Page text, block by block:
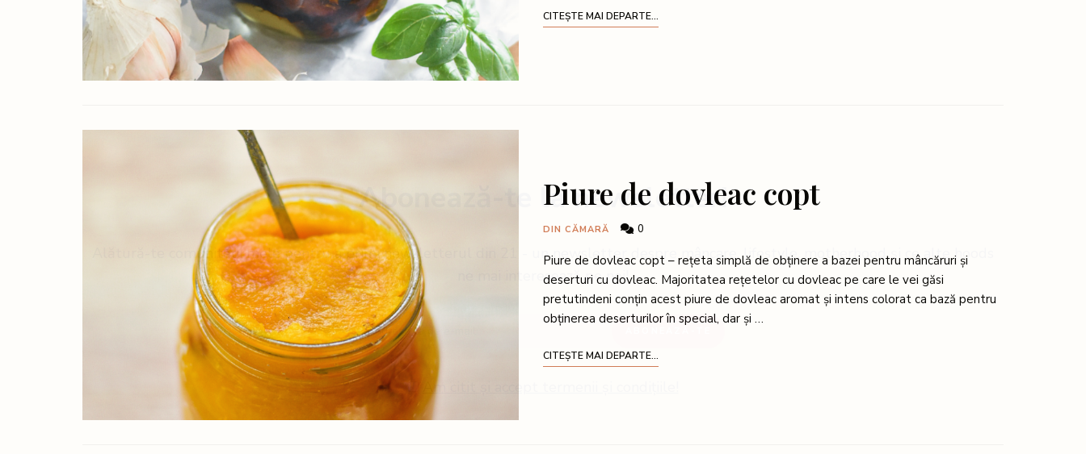
CITEȘTE MAI DEPARTE...
Piure de dovleac copt
DIN CĂMARĂ 0
Piure de dovleac copt – rețeta simplă de obținere a bazei pentru mâncăruri și
deserturi cu dovleac. Majoritatea rețetelor cu dovleac pe care le vei găsi
pretutindeni conțin acest piure de dovleac aromat și intens colorat ca bază pentru
obținerea deserturilor în special, dar și …
CITEȘTE MAI DEPARTE...
Abonează-te la newsletter!
Alătură-te comunității mele pentru a primi newsletterul din 21 - un newsletter despre mâncare, lifestyle, motherhood și ce alte hoods
ne mai interesează pe noi!
Am citit și accept termenii și condițiile!